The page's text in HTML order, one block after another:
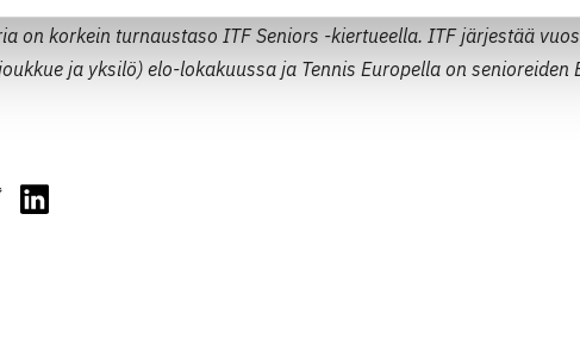
on korkein turnaustaso ITF Seniors -kiertueella. ITF järjestää
ja yksilö) elo-lokakuussa ja Tennis Europella on senioreiden